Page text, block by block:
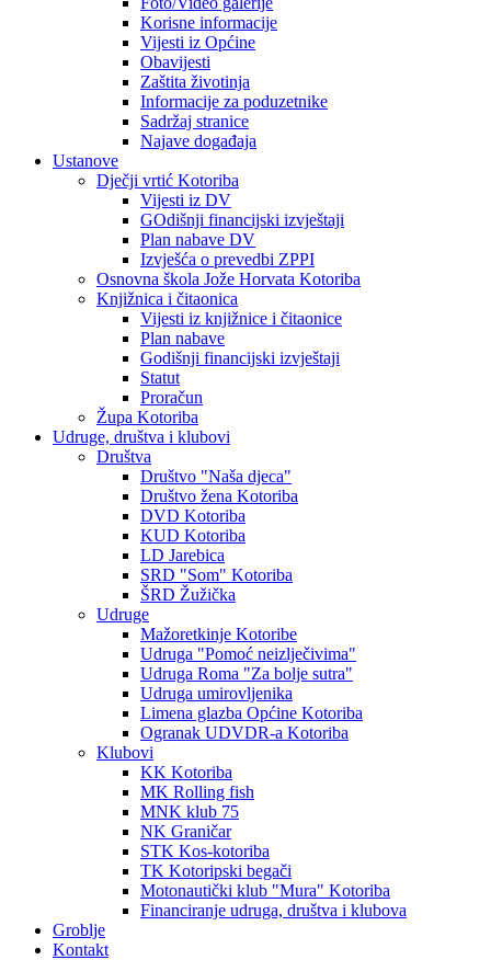
Korisne informacije
Vijesti iz Općine
Obavijesti
Zaštita životinja
Informacije za poduzetnike
Sadržaj stranice
Najave događaja
Ustanove
Dječji vrtić Kotoriba
Vijesti iz DV
GOdišnji financijski izvještaji
Plan nabave DV
Izvješća o prevedbi ZPPI
Osnovna škola Jože Horvata Kotoriba
Knjižnica i čitaonica
Vijesti iz knjižnice i čitaonice
Plan nabave
Godišnji financijski izvještaji
Statut
Proračun
Župa Kotoriba
Udruge, društva i klubovi
Društva
Društvo "Naša djeca"
Društvo žena Kotoriba
DVD Kotoriba
KUD Kotoriba
LD Jarebica
SRD "Som" Kotoriba
ŠRD Žužička
Udruge
Mažoretkinje Kotoribe
Udruga "Pomoć neizlječivima"
Udruga Roma "Za bolje sutra"
Udruga umirovljenika
Limena glazba Općine Kotoriba
Ogranak UDVDR-a Kotoriba
Klubovi
KK Kotoriba
MK Rolling fish
MNK klub 75
NK Graničar
STK Kos-kotoriba
TK Kotoripski begači
Motonautički klub "Mura" Kotoriba
Financiranje udruga, društva i klubova
Groblje
Kontakt